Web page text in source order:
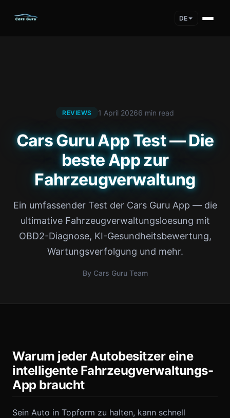
DE
REVIEWS 1 April 20266 min read
Cars Guru App Test — Die
beste App zur
Fahrzeugverwaltung
Ein umfassender Test der Cars Guru App — die
ultimative Fahrzeugverwaltungsloesung mit
OBD2-Diagnose, KI-Gesundheitsbewertung,
Wartungsverfolgung und mehr.
By Cars Guru Team
Warum jeder Autobesitzer eine
intelligente Fahrzeugverwaltungs-
App braucht
Sein Auto in Topform zu halten, kann schnell